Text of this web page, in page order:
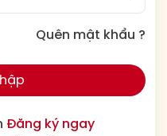
Quên mật khẩu ?
Đăng ký ngay